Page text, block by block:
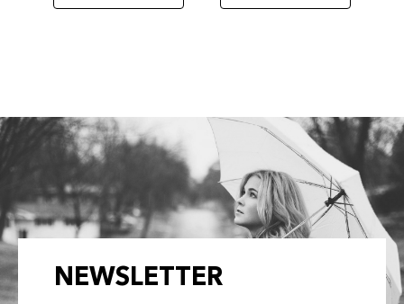
NEWSLETTER